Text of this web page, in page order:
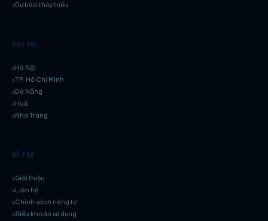
Dự báo thủy triều
KHU VỰC
Hà Nội
TP. Hồ Chí Minh
Dà Nẵng
Huế
Nha Trang
HỖ TRỢ
Giới thiệu
Liên hệ
Chính sách riêng tư
Điều khoản sử dụng